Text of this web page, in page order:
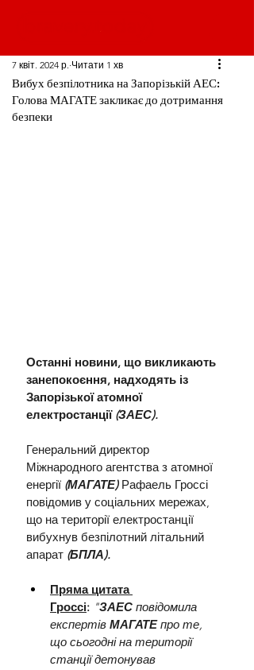
Вибух безпілотника на Запорізькій АЕС:
Голова МАГАТЕ закликає до дотримання
безпеки
7 квіт. 2024 р. Читати 1 хв
Останні новини, що викликають
занепокоєння, надходять із
Запорізької атомної
електростанції (ЗАЕС).
Генеральний директор
Міжнародного агентства з атомної
енергії (МАГАТЕ) Рафаель Гроссі
повідомив у соціальних мережах,
що на території електростанції
вибухнув безпілотний літальний
апарат (БПЛА).
Пряма цитата
Гроссі: "ЗАЕС повідомила
експертів МАГАТЕ про те,
що сьогодні на території
станції детонував